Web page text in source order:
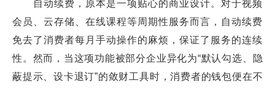
自动续费，原本是一项贴心的商业设计。对于视频
会员、云存储、在线课程等周期性服务而言，自动续费
免去了消费者每月手动操作的麻烦，保证了服务的连续
性。然而，当这项功能被部分企业异化为“默认勾选、隐
蔽提示、设卡退订”的敛财工具时，消费者的钱包便在不